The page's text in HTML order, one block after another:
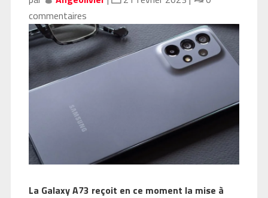
commentaires
La Galaxy A73 reçoit en ce moment la mise à